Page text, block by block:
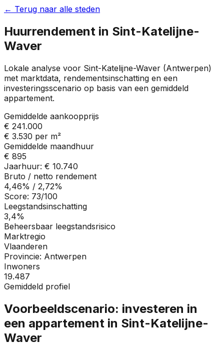
← Terug naar alle steden
Huurrendement in Sint-Katelijne-
Waver
Lokale analyse voor Sint-Katelijne-Waver (Antwerpen)
met marktdata, rendementsinschatting en een
investeringsscenario op basis van een gemiddeld
appartement.
Gemiddelde aankoopprijs
€ 241.000
€ 3.530 per m²
Gemiddelde maandhuur
€ 895
Jaarhuur: € 10.740
Bruto / netto rendement
4,46% / 2,72%
Score: 73/100
Leegstandsinschatting
3,4%
Beheersbaar leegstandsrisico
Marktregio
Vlaanderen
Provincie: Antwerpen
Inwoners
19.487
Gemiddeld profiel
Voorbeeldscenario: investeren in
een appartement in Sint-Katelijne-
Waver